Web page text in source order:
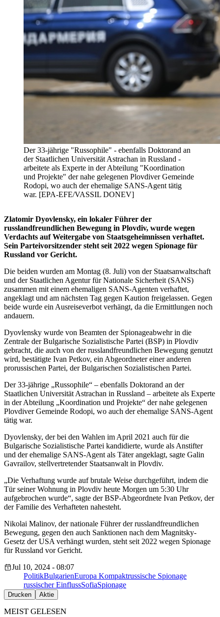
Der 33-jährige "Russophile" - ebenfalls Doktorand an
der Staatlichen Universität Astrachan in Russland -
arbeitete als Experte in der Abteilung "Koordination
und Projekte" der nahe gelegenen Plovdiver Gemeinde
Rodopi, wo auch der ehemalige SANS-Agent tätig
war. [EPA-EFE/VASSIL DONEV]
Zlatomir Dyovlensky, ein lokaler Führer der
russlandfreundlichen Bewegung in Plovdiv, wurde wegen
Verdachts auf Weitergabe von Staatsgeheimnissen verhaftet.
Sein Parteivorsitzender steht seit 2022 wegen Spionage für
Russland vor Gericht.
Die beiden wurden am Montag (8. Juli) von der Staatsanwaltschaft
und der Staatlichen Agentur für Nationale Sicherheit (SANS)
zusammen mit einem ehemaligen SANS-Agenten verhaftet,
angeklagt und am nächsten Tag gegen Kaution freigelassen. Gegen
beide wurde ein Ausreiseverbot verhängt, da die Ermittlungen noch
andauern.
Dyovlensky wurde von Beamten der Spionageabwehr in die
Zentrale der Bulgarische Sozialistische Partei (BSP) in Plovdiv
gebracht, die auch von der russlandfreundlichen Bewegung genutzt
wird, bestätigte Ivan Petkov, ein Abgeordneter einer anderen
prorussischen Partei, der Bulgarischen Sozialistischen Partei.
Der 33-jährige „Russophile“ – ebenfalls Doktorand an der
Staatlichen Universität Astrachan in Russland – arbeitete als Experte
in der Abteilung „Koordination und Projekte“ der nahe gelegenen
Plovdiver Gemeinde Rodopi, wo auch der ehemalige SANS-Agent
tätig war.
Dyovlensky, der bei den Wahlen im April 2021 auch für die
Bulgarische Sozialistische Partei kandidierte, wurde als Anstifter
und der ehemalige SANS-Agent als Täter angeklagt, sagte Galin
Gavrailov, stellvertretender Staatsanwalt in Plovdiv.
„Die Verhaftung wurde auf brutale Weise durchgeführt, indem die
Tür seiner Wohnung in Plovdiv heute Morgen um 5:30 Uhr
aufgebrochen wurde“, sagte der BSP-Abgeordnete Ivan Petkov, der
der Familie des Verhafteten nahesteht.
Nikolai Malinov, der nationale Führer der russlandfreundlichen
Bewegung, gegen den auch Sanktionen nach dem Magnitsky-
Gesetz der USA verhängt wurden, steht seit 2022 wegen Spionage
für Russland vor Gericht.
Jul 10, 2024 - 08:07
PolitikBulgarienEuropa Kompaktrussische Spionage
russischer EinflussSofiaSpionage
Drucken Aktie
MEIST GELESEN